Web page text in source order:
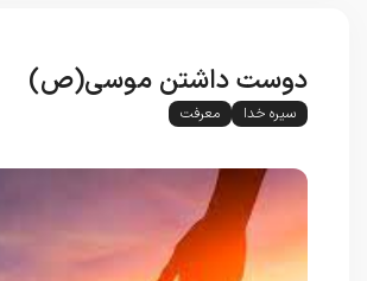
دوست داشتن موسی(ص)
سیره خدا معرفت